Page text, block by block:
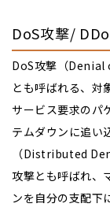
DoS攻撃/
DoS攻撃（Denial
とも呼ばれる、対
サービス要求のパ
テムダウンに追い
（Distributed
攻撃とも呼ばれ、
ンを自分の支配下